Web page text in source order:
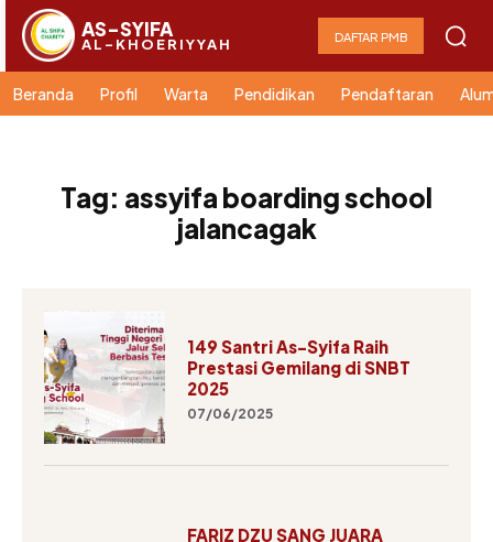
AS-SYIFA
AL-KHOERIYYAH DAFTAR PMB
Beranda Profil Warta Pendidikan Pendaftaran
Tag: assyifa boarding school
jalancagak
149 Santri As-Syifa Raih
Prestasi Gemilang di SNBT
2025
07/06/2025
FARIZ DZU SANG JUARA